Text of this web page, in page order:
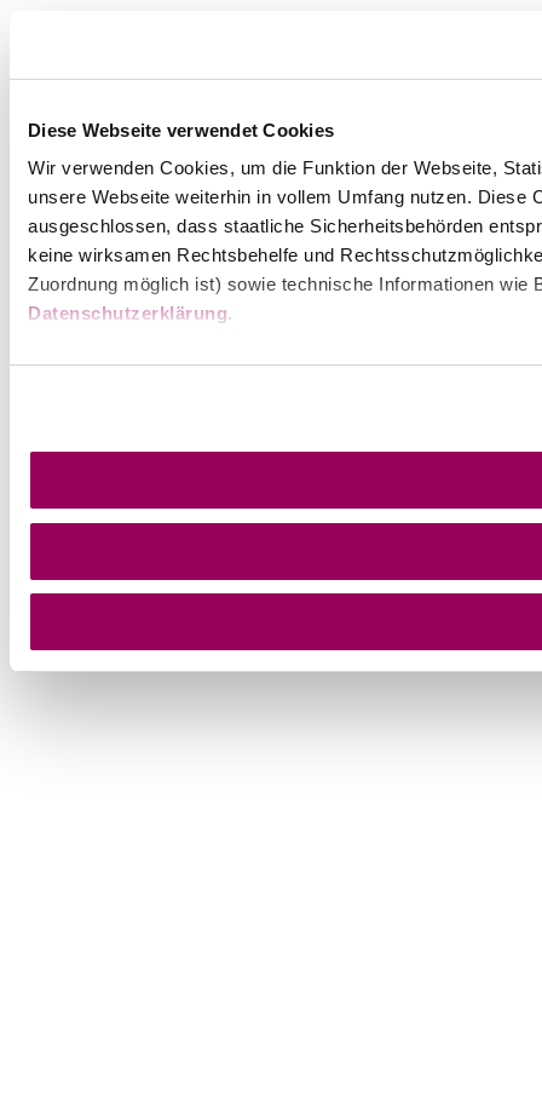
Diese Webseite verwendet Cookies
Wir verwenden Cookies, um die Funktion der Webseite,
unsere Webseite weiterhin in vollem Umfang nutzen.
ausgeschlossen, dass staatliche Sicherheitsbehörden
keine wirksamen Rechtsbehelfe und
Zuordnung möglich ist) sowie technische Informationen
Datenschutzerklärung.